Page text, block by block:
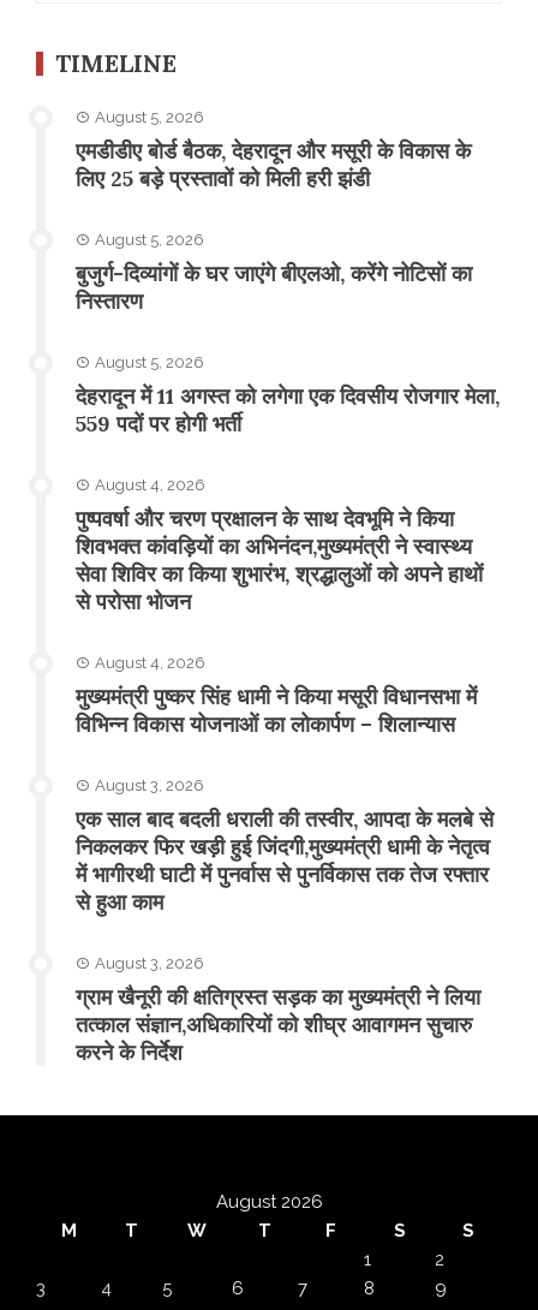
TIMELINE
August 5, 2026
एमडीडीए बोर्ड बैठक, देहरादून और मसूरी के विकास के
लिए 25 बड़े प्रस्तावों को मिली हरी झंडी
August 5, 2026
बुजुर्ग-दिव्यांगों के घर जाएंगे बीएलओ, करेंगे नोटिसों का
निस्तारण
August 5, 2026
​देहरादून में 11 अगस्त को लगेगा एक दिवसीय रोजगार मेला,
559 पदों पर होगी भर्ती
August 4, 2026
पुष्पवर्षा और चरण प्रक्षालन के साथ देवभूमि ने किया
शिवभक्त कांवड़ियों का अभिनंदन,मुख्यमंत्री ने स्वास्थ्य
सेवा शिविर का किया शुभारंभ, श्रद्धालुओं को अपने हाथों
से परोसा भोजन
August 4, 2026
मुख्यमंत्री पुष्कर सिंह धामी ने किया मसूरी विधानसभा में
विभिन्न विकास योजनाओं का लोकार्पण – शिलान्यास
August 3, 2026
एक साल बाद बदली धराली की तस्वीर, आपदा के मलबे से
निकलकर फिर खड़ी हुई जिंदगी,मुख्यमंत्री धामी के नेतृत्व
में भागीरथी घाटी में पुनर्वास से पुनर्विकास तक तेज रफ्तार
से हुआ काम
August 3, 2026
ग्राम खैनूरी की क्षतिग्रस्त सड़क का मुख्यमंत्री ने लिया
तत्काल संज्ञान,अधिकारियों को शीघ्र आवागमन सुचारु
करने के निर्देश
August 2026
M
T W T F S
S
1
2
3
4 5 6 7 8
9